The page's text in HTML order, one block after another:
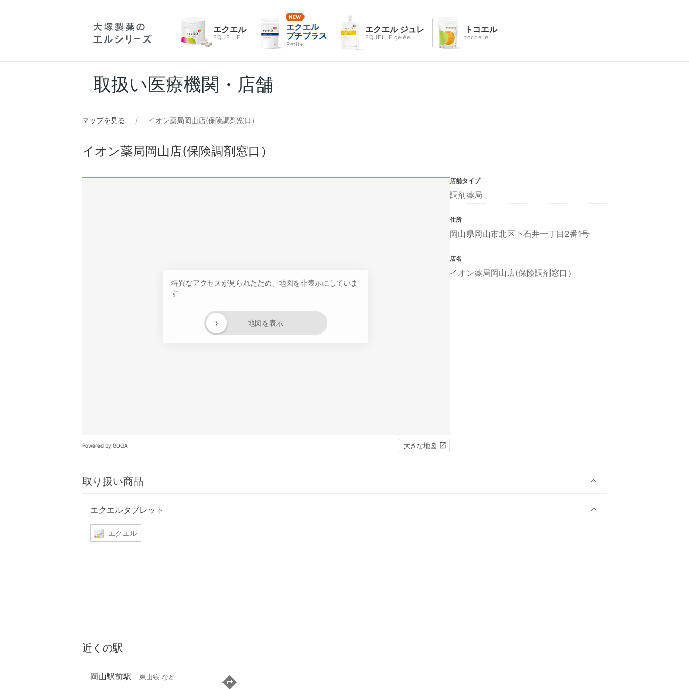
エクエル
EQUELLE
エクエル
プチプラス
Petit+
エクエル ジュレ
EQUELLE gelée
トコエル
tocoelle
取扱い医療機関・店舗
マップを見る イオン薬局岡山店(保険調剤窓口）
イオン薬局岡山店(保険調剤窓口）
特異なアクセスが見られたため、地図を非表示にしていま
す
地図を表示
›
Powered by GOGA 大きな地図
取り扱い商品
エクエルタブレット
エクエル
店舗タイプ
調剤薬局
住所
岡山県岡山市北区下石井一丁目2番1号
店名
イオン薬局岡山店(保険調剤窓口）
近くの駅
岡山駅前駅 東山線 など